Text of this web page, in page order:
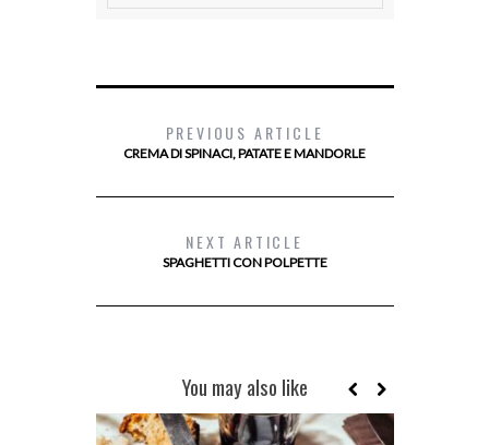
PREVIOUS ARTICLE
CREMA DI SPINACI, PATATE E MANDORLE
NEXT ARTICLE
SPAGHETTI CON POLPETTE
You may also like